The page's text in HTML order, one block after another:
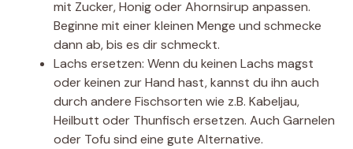
mit Zucker, Honig oder Ahornsirup anpassen.
Beginne mit einer kleinen Menge und schmecke
dann ab, bis es dir schmeckt.
Lachs ersetzen: Wenn du keinen Lachs magst
oder keinen zur Hand hast, kannst du ihn auch
durch andere Fischsorten wie z.B. Kabeljau,
Heilbutt oder Thunfisch ersetzen. Auch Garnelen
oder Tofu sind eine gute Alternative.